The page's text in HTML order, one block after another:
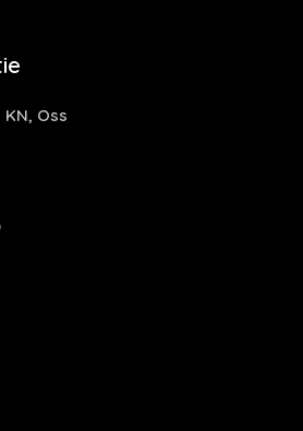
KN, Oss